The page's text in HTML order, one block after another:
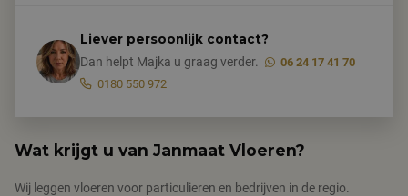
Wat krijgt u van Janmaat Vloeren?
Wij leggen vloeren voor particulieren en bedrijven in de regio.
Liever persoonlijk contact?
Dan helpt Majka u graag verder.
06 24 17 41 70
0180 550 972